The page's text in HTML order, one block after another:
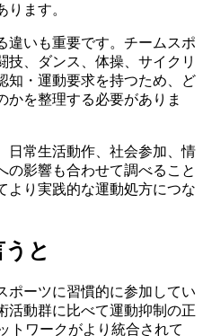
ます。
違いも重要です。チームスポ
技、ダンス、体操、サイクリ
知・運動要求を持つため、ど
かを整理する必要がありま
日常生活動作、社会参加、情
の影響も合わせて調べること
より実践的な運動処方につな
と
ポーツに習慣的に参加してい
活動群に比べて運動抑制の正
トワークがより統合されて